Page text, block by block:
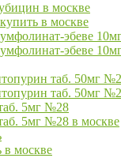
в москве
в москве
эбеве
эбеве
таб. 50мг
таб. 50мг
5мг №28
5мг №28 в москве
в москве